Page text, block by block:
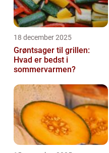
18 december 2025
Grøntsager til grillen:
Hvad er bedst i
sommervarmen?